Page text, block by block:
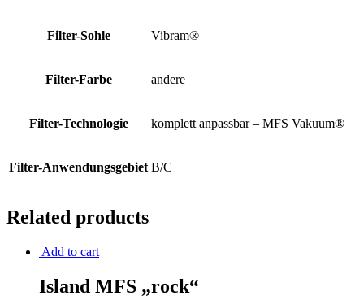
Filter-Sohle Vibram®
Filter-Farbe andere
Filter-Technologie komplett anpassbar – MFS Vakuum®
Filter-Anwendungsgebiet B/C
Related products
Add to cart
Island MFS „rock“